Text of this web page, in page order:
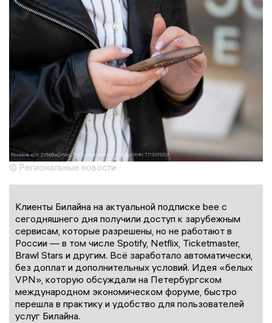
© Региональные новости
Клиенты Билайна на актуальной подписке bee с
сегодняшнего дня получили доступ к зарубежным
сервисам, которые разрешены, но не работают в
России — в том числе Spotify, Netflix, Ticketmaster,
Brawl Stars и другим. Всё заработало автоматически,
без доплат и дополнительных условий. Идея «белых
VPN», которую обсуждали на Петербургском
международном экономическом форуме, быстро
перешла в практику и удобство для пользователей
услуг Билайна.